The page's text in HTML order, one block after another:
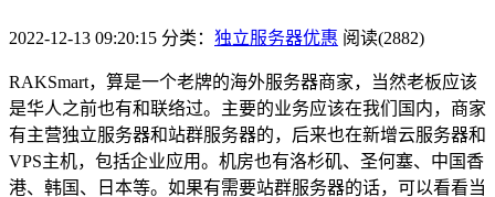
2022-12-13 09:20:15 分类： 独立服务器优惠 阅读(2882)
RAKSmart，算是一个老牌的海外服务器商家，当然老板应该
是华人之前也有和联络过。主要的业务应该在我们国内，商家
有主营独立服务器和站群服务器的，后来也在新增云服务器和
VPS主机，包括企业应用。机房也有洛杉矶、圣何塞、中国香
港、韩国、日本等。如果有需要站群服务器的话，可以看看当